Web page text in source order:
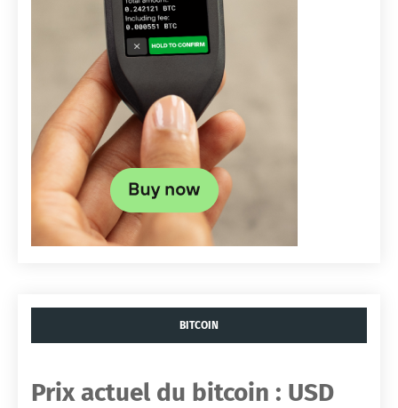
BITCOIN
Prix ​​actuel du bitcoin : USD